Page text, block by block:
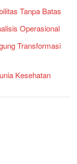
Tanpa Batas
Operasional
Transformasi
Kesehatan